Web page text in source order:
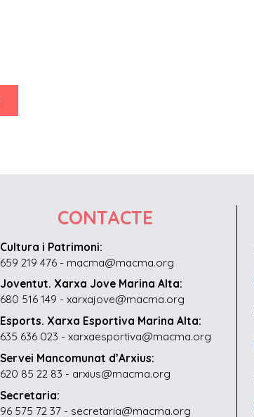
CONTACTE
Cultura i Patrimoni:
659 219 476 - macma@macma.org
Joventut. Xarxa Jove Marina Alta:
680 516 149 - xarxajove@macma.org
Esports. Xarxa Esportiva Marina Alta:
635 636 023 - xarxaesportiva@macma.org
Servei Mancomunat d’Arxius:
620 85 22 83 - arxius@macma.org
Secretaria:
96 575 72 37 - secretaria@macma.org